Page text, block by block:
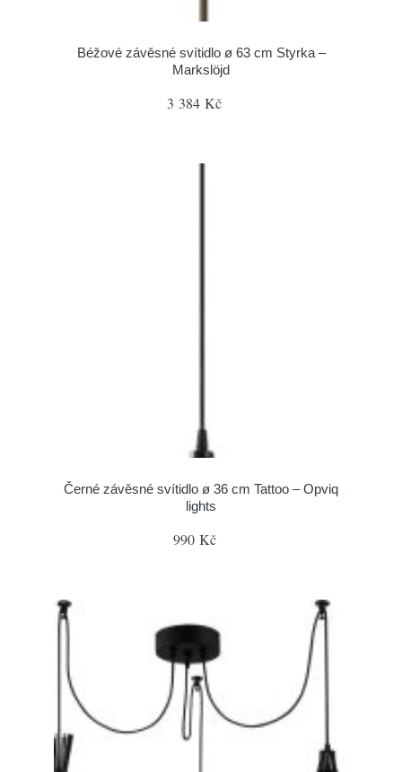
Béžové závěsné svítidlo ø 63 cm Styrka –
Markslöjd
3 384 Kč
Černé závěsné svítidlo ø 36 cm Tattoo – Opviq
lights
990 Kč